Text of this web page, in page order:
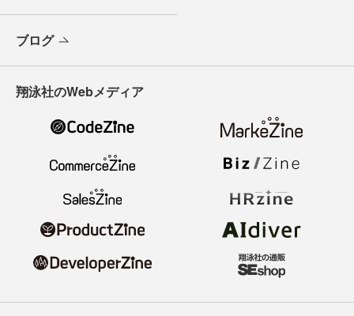
ブログ
翔泳社のWebメディア